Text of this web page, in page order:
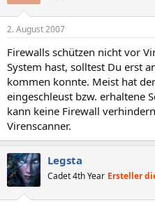
2. August 2007
Firewalls schützen nicht vor
System hast, solltest Du erst
kommen konnte. Meist hat
eingeschleust bzw. erhaltene
kann keine Firewall
Virenscanner.
Legsta
Cadet 4th Year Ersteller